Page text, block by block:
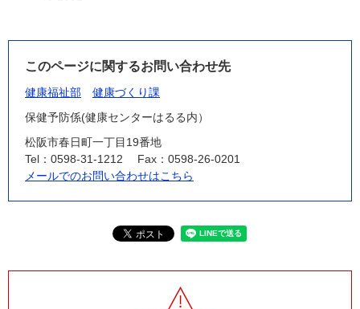
このページに関するお問い合わせ先
健康福祉部
健康づくり課
保健予防係(健康センターはるる内）
松阪市春日町一丁目19番地
Tel：0598-31-1212
Fax：0598-26-0201
メールでのお問い合わせはこちら